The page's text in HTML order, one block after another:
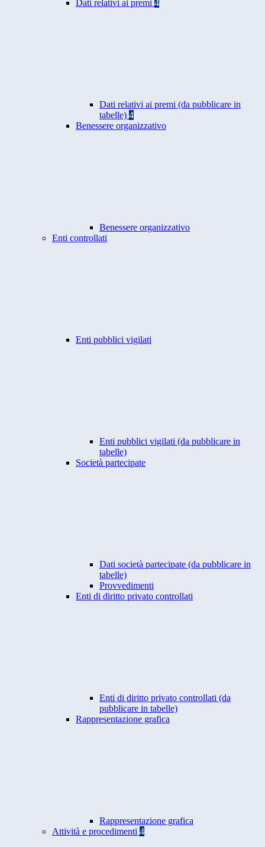
Dati relativi ai premi 4
Dati relativi ai premi (da pubblicare in
tabelle) 4
Benessere organizzativo
Benessere organizzativo
Enti controllati
Enti pubblici vigilati
Enti pubblici vigilati (da pubblicare in
tabelle)
Società partecipate
Dati società partecipate (da pubblicare in
tabelle)
Provvedimenti
Enti di diritto privato controllati
Enti di diritto privato controllati (da
pubblicare in tabelle)
Rappresentazione grafica
Rappresentazione grafica
Attività e procedimenti 4